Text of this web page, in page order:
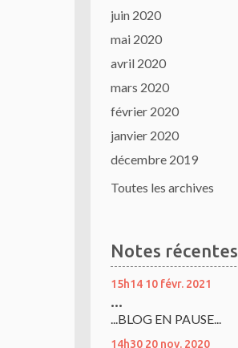
juin 2020
mai 2020
avril 2020
mars 2020
février 2020
janvier 2020
décembre 2019
Toutes les archives
Notes récentes
15h14 10 févr. 2021
...
...BLOG EN PAUSE...
14h30 20 nov. 2020